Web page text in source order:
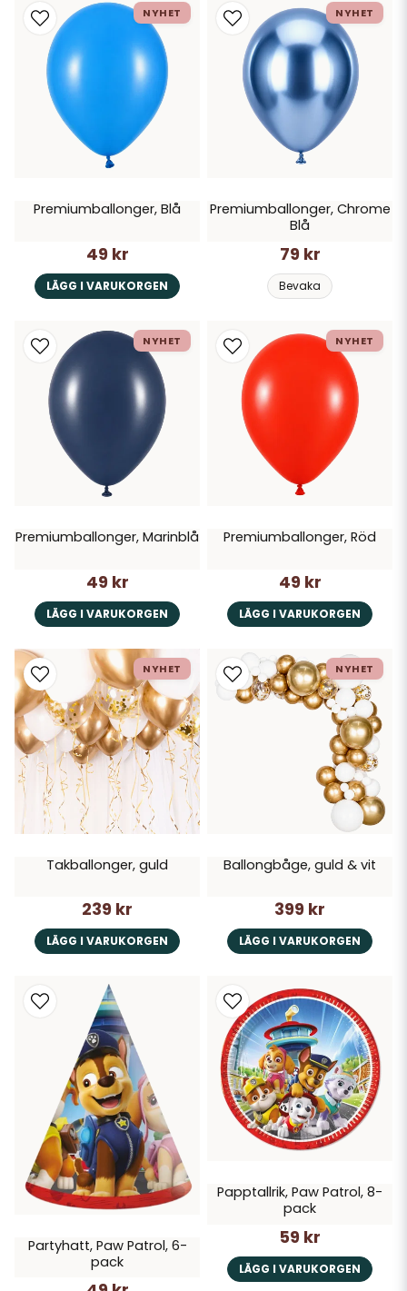
Premiumballonger, Blå
49 kr
LÄGG I VARUKORGEN
NYHET
Premiumballonger, Chrome
Blå
79 kr
Bevaka
NYHET
Premiumballonger, Marinblå
49 kr
LÄGG I VARUKORGEN
NYHET
Premiumballonger, Röd
49 kr
LÄGG I VARUKORGEN
NYHET
Takballonger, guld
239 kr
LÄGG I VARUKORGEN
NYHET
Ballongbåge, guld & vit
399 kr
LÄGG I VARUKORGEN
NYHET
Partyhatt, Paw Patrol, 6-
pack
Papptallrik, Paw Patrol, 8-
pack
59 kr
LÄGG I VARUKORGEN